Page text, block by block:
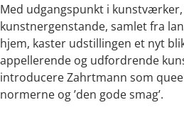
Med udgangspunkt i
kunstnergenstande, samlet fra
hjem, kaster udstillingen et nyt
appellerende og udfordrende
introducere Zahrtmann som
normerne og ’den gode smag’.